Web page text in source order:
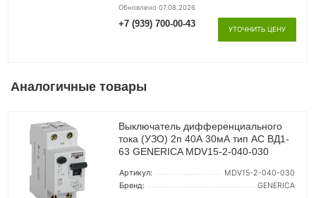
Обновлено 07.08.2026
+7 (939) 700-00-43
УТОЧНИТЬ ЦЕНУ
Аналогичные товары
Выключатель дифференциального
тока (УЗО) 2п 40А 30мА тип AC ВД1-
63 GENERICA MDV15-2-040-030
Артикул:
MDV15-2-040-030
Бренд:
GENERICA